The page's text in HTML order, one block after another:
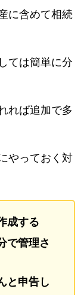
に含めて相続
ては簡単に分
れば追加で多
やっておく対
成する
で管理さ
と申告し